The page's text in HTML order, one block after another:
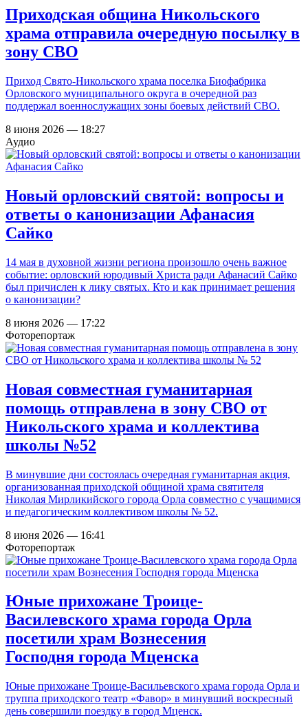
Приходская община Никольского
храма отправила очередную посылку в
зону СВО
Приход Свято-Никольского храма поселка Биофабрика
Орловского муниципального округа в очередной раз
поддержал военнослужащих зоны боевых действий СВО.
8 июня 2026 — 18:27
Аудио
Новый орловский святой: вопросы и
ответы о канонизации Афанасия
Сайко
14 мая в духовной жизни региона произошло очень важное
событие: орловский юродивый Христа ради Афанасий Сайко
был причислен к лику святых. Кто и как принимает решения
о канонизации?
8 июня 2026 — 17:22
Фоторепортаж
Новая совместная гуманитарная
помощь отправлена в зону СВО от
Никольского храма и коллектива
школы №52
В минувшие дни состоялась очередная гуманитарная акция,
организованная приходской общиной храма святителя
Николая Мирликийского города Орла совместно с учащимися
и педагогическим коллективом школы № 52.
8 июня 2026 — 16:41
Фоторепортаж
Юные прихожане Троице-
Василевского храма города Орла
посетили храм Вознесения
Господня города Мценска
Юные прихожане Троице-Васильевского храма города Орла и
труппа приходского театр «Фавор» в минувший воскресный
день совершили поездку в город Мценск.